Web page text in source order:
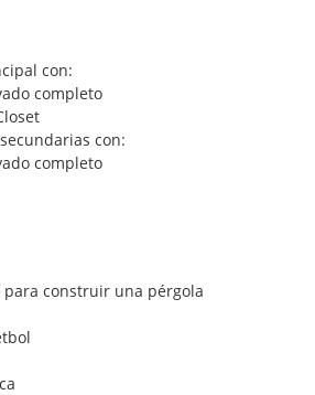
con:
completo
con:
completo
para construir una pérgola